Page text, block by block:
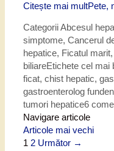
Citește mai multPete,
CategoriiAbcesul
simptome, Cancerul
hepatice, Ficatul marit,
biliareEtichete cel mai
ficat, chist hepatic,
gastroenterolog
tumori hepatice6
Navigare articole
Articole mai vechi
1 2 Următor →